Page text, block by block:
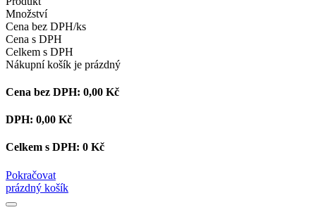
Množství
Cena bez DPH/ks
Cena s DPH
Celkem s DPH
Nákupní košík je prázdný
Cena bez DPH: 0,00 Kč
DPH: 0,00 Kč
Celkem s DPH: 0 Kč
Pokračovat
prázdný košík